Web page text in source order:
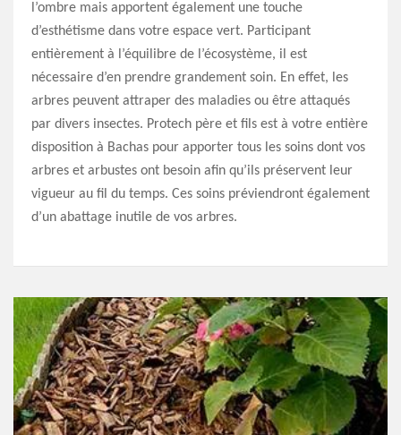
l’ombre mais apportent également une touche
d’esthétisme dans votre espace vert. Participant
entièrement à l’équilibre de l’écosystème, il est
nécessaire d’en prendre grandement soin. En effet, les
arbres peuvent attraper des maladies ou être attaqués
par divers insectes. Protech père et fils est à votre entière
disposition à Bachas pour apporter tous les soins dont vos
arbres et arbustes ont besoin afin qu’ils préservent leur
vigueur au fil du temps. Ces soins préviendront également
d’un abattage inutile de vos arbres.